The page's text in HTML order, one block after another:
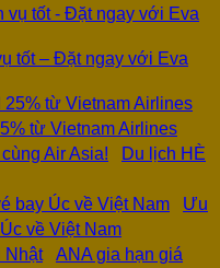
tốt – Đặt ngay với Eva
từ Vietnam Airlines
Du lịch HÈ
Ưu
về Việt Nam
ANA gia hạn giá